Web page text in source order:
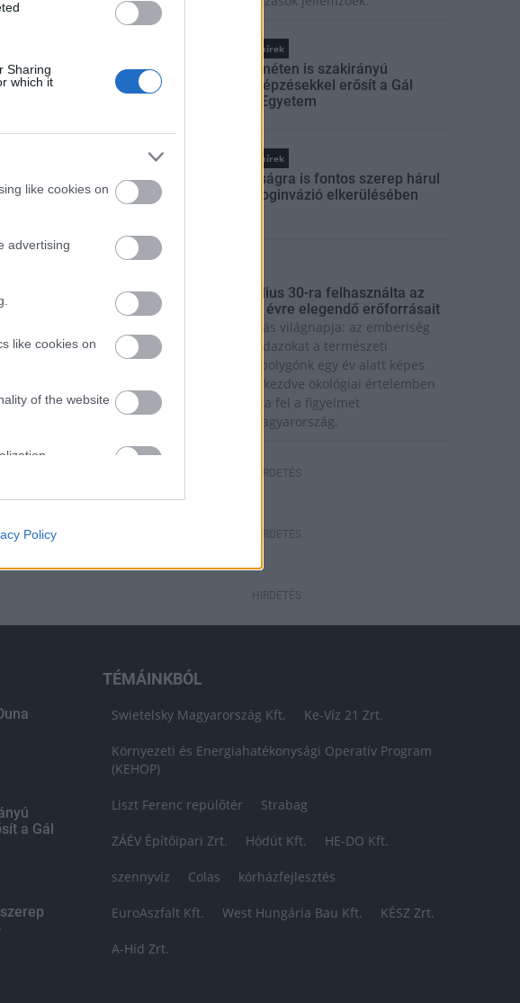
Sharing
which it
like cookies on
advertising
like cookies on
of the website
including
Policy
Országos hírek
Kecskeméten is szakirányú
továbbképzésekkel erősít a Gál
Ferenc Egyetem
Országos hírek
A lakosságra is fontos szerep hárul
a szúnyoginvázió elkerülésében
Túlfogyasztás napja - július 30-ra felhasználta az
emberiség a Föld egész évre elegendő erőforrásait
Ma van idén a túlfogyasztás világnapja: az emberiség
eddigre használta fel mindazokat a természeti
erőforrásokat, amelyeket bolygónk egy év alatt képes
megújítani. Ettől a naptól kezdve ökológiai értelemben
már „hitelből élünk” – hívta fel a figyelmet
közleményében a WWF Magyarország.
HIRDETÉS
HIRDETÉS
HIRDETÉS
a Gál
TÉMÁINKBÓL
Swietelsky Magyarország Kft. Ke-Víz 21 Zrt.
Környezeti és Energiahatékonysági Operatív Program
(KEHOP)
Liszt Ferenc repülőtér Strabag
ZÁÉV Építőipari Zrt. Hódút Kft. HE-DO Kft.
szennyvíz Colas kórházfejlesztés
EuroAszfalt Kft. West Hungária Bau Kft. KÉSZ Zrt.
A-Híd Zrt.